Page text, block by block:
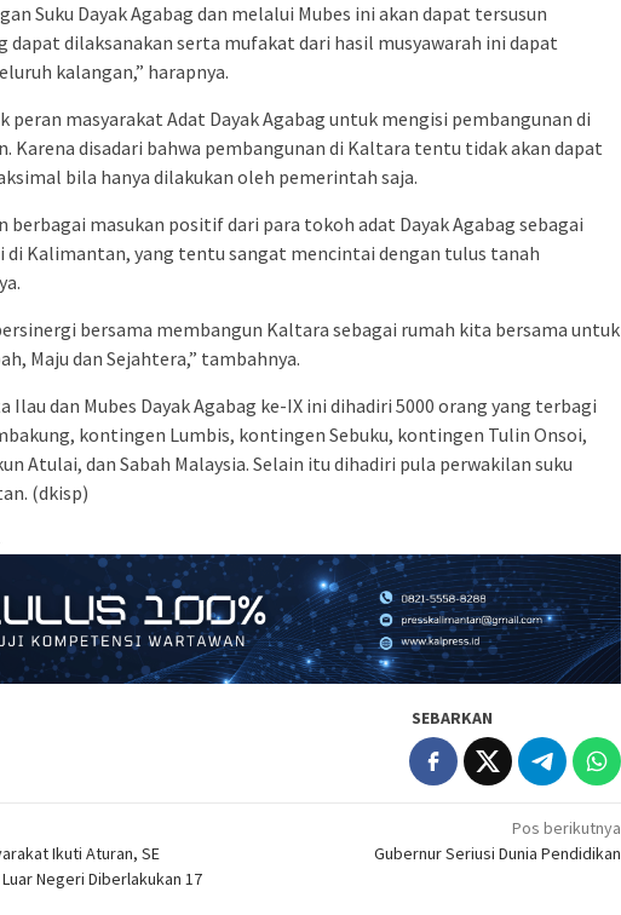
Suku Dayak Agabag dan melalui Mubes ini akan dapat tersusun
dapat dilaksanakan serta mufakat dari hasil musyawarah ini dapat
kalangan,” harapnya.
peran masyarakat Adat Dayak Agabag untuk mengisi pembangunan di
Karena disadari bahwa pembangunan di Kaltara tentu tidak akan dapat
bila hanya dilakukan oleh pemerintah saja.
berbagai masukan positif dari para tokoh adat Dayak Agabag sebagai
di Kalimantan, yang tentu sangat mencintai dengan tulus tanah
bersama membangun Kaltara sebagai rumah kita bersama untuk
Maju dan Sejahtera,” tambahnya.
Ilau dan Mubes Dayak Agabag ke-IX ini dihadiri 5000 orang yang terbagi
kontingen Lumbis, kontingen Sebuku, kontingen Tulin Onsoi,
Atulai, dan Sabah Malaysia. Selain itu dihadiri pula perwakilan suku
(dkisp)
SEBARKAN
Ikuti Aturan, SE
Negeri Diberlakukan 17
Pos berikutnya
Gubernur Seriusi Dunia Pendidikan